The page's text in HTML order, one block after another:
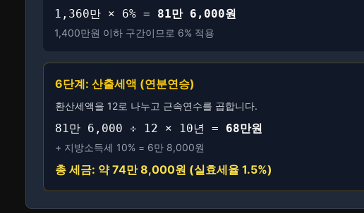
1,360만 × 6% = 81만 6,000원
1,400만원 이하 구간이므로 6% 적용
6단계: 산출세액 (연분연승)
환산세액을 12로 나누고 근속연수를 곱합니다.
81만 6,000 ÷ 12 × 10년 = 68만원
+ 지방소득세 10% = 6만 8,000원
총 세금: 약 74만 8,000원 (실효세율 1.5%)